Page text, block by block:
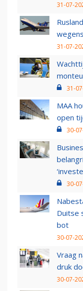
31-07-
31-07-
31-
MAA
open
30-
30-
Duitse
bot
30-07-
Vraag
druk
30-07-